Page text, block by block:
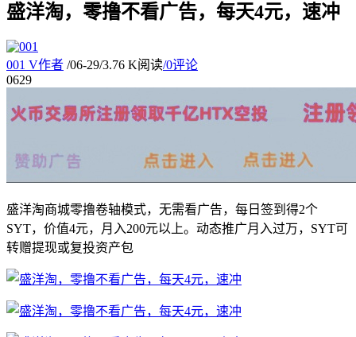
盛洋淘，零撸不看广告，每天4元，速冲
001 V作者 /06-29/3.76 K阅读/0评论
0629
盛洋淘商城零撸卷轴模式，无需看广告，每日签到得2个
SYT，价值4元，月入200元以上。动态推广月入过万，SYT可
转赠提现或复投资产包